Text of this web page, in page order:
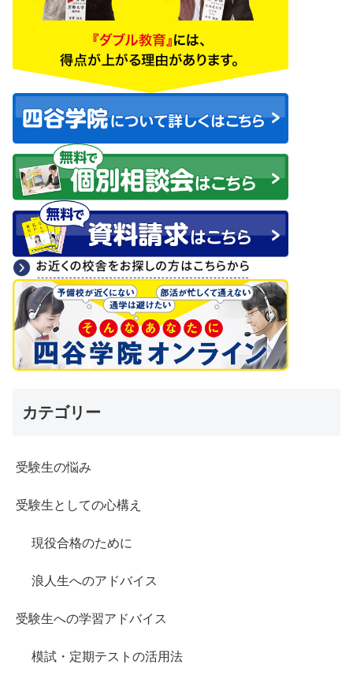
カテゴリー
受験生の悩み
受験生としての心構え
現役合格のために
浪人生へのアドバイス
受験生への学習アドバイス
模試・定期テストの活用法